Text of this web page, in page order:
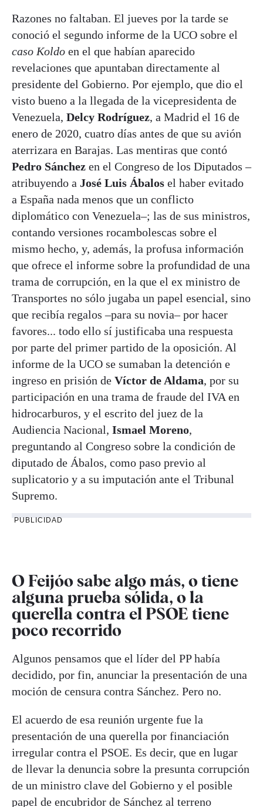
Razones no faltaban. El jueves por la tarde se
conoció el segundo informe de la UCO sobre el
caso Koldo en el que habían aparecido
revelaciones que apuntaban directamente al
presidente del Gobierno. Por ejemplo, que dio el
visto bueno a la llegada de la vicepresidenta de
Venezuela, Delcy Rodríguez, a Madrid el 16 de
enero de 2020, cuatro días antes de que su avión
aterrizara en Barajas. Las mentiras que contó
Pedro Sánchez en el Congreso de los Diputados –
atribuyendo a José Luis Ábalos el haber evitado
a España nada menos que un conflicto
diplomático con Venezuela–; las de sus ministros,
contando versiones rocambolescas sobre el
mismo hecho, y, además, la profusa información
que ofrece el informe sobre la profundidad de una
trama de corrupción, en la que el ex ministro de
Transportes no sólo jugaba un papel esencial, sino
que recibía regalos –para su novia– por hacer
favores... todo ello sí justificaba una respuesta
por parte del primer partido de la oposición. Al
informe de la UCO se sumaban la detención e
ingreso en prisión de Víctor de Aldama, por su
participación en una trama de fraude del IVA en
hidrocarburos, y el escrito del juez de la
Audiencia Nacional, Ismael Moreno,
preguntando al Congreso sobre la condición de
diputado de Ábalos, como paso previo al
suplicatorio y a su imputación ante el Tribunal
Supremo.
PUBLICIDAD
O Feijóo sabe algo más, o tiene
alguna prueba sólida, o la
querella contra el PSOE tiene
poco recorrido
Algunos pensamos que el líder del PP había
decidido, por fin, anunciar la presentación de una
moción de censura contra Sánchez. Pero no.
El acuerdo de esa reunión urgente fue la
presentación de una querella por financiación
irregular contra el PSOE. Es decir, que en lugar
de llevar la denuncia sobre la presunta corrupción
de un ministro clave del Gobierno y el posible
papel de encubridor de Sánchez al terreno